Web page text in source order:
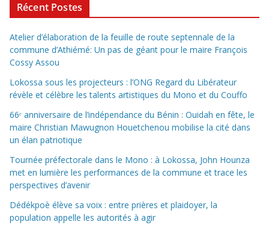
Récent Postes
Atelier d’élaboration de la feuille de route septennale de la
commune d’Athiémé: Un pas de géant pour le maire François
Cossy Assou
Lokossa sous les projecteurs : l’ONG Regard du Libérateur
révèle et célèbre les talents artistiques du Mono et du Couffo
66ᵉ anniversaire de l’indépendance du Bénin : Ouidah en fête, le
maire Christian Mawugnon Houetchenou mobilise la cité dans
un élan patriotique
Tournée préfectorale dans le Mono : à Lokossa, John Hounza
met en lumière les performances de la commune et trace les
perspectives d’avenir
Dédékpoè élève sa voix : entre prières et plaidoyer, la
population appelle les autorités à agir